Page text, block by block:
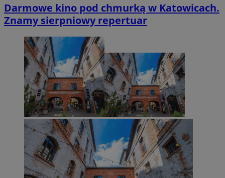
Darmowe kino pod chmurką w Katowicach.
Znamy sierpniowy repertuar